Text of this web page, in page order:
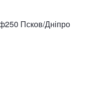
Псков/Дніпро